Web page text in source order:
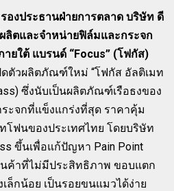
องประธานฝ่ายการตลาด บริษัท ดี
ลิตและจำหน่ายฟิล์มและกระจก
ยใต้ แบรนด์ “Focus” (โฟกัส)
ดตัวผลิตภัณฑ์ใหม่ “โฟกัส อัลติเมท
ซึ่งนับเป็นผลิตภัณฑ์เรือธงของ
ระจกที่แข็งแกร่งที่สุด ราคาคุ้ม
ฟนของประเทศไทย โดยบริษัท
ขึ้นเพื่อแก้ปัญหา Pain Point
ค้าที่ไม่มีประสิทธิภาพ ขอบแตก
ล็กน้อย เป็นรอยขนแมวได้ง่าย